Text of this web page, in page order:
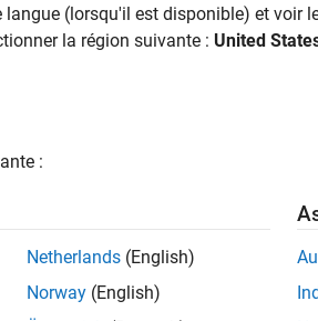
Infrastructure et architecture
été traduites. Effectuez une
(lorsqu'il est disponible) et voir
la région suivante : United
:
Netherlands (English)
Norway (English)